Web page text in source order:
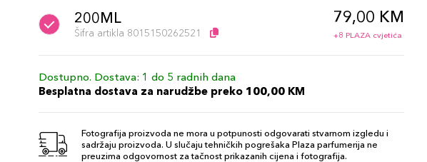
200ML
Šifra artikla 8015150262521
79,00 KM
+8 PLAZA cvjetića
Dostupno. Dostava: 1 do 5 radnih dana
Besplatna dostava za narudžbe preko 100,00 KM
Fotografija proizvoda ne mora u potpunosti odgovarati stvarnom izgledu i
sadržaju proizvoda. U slučaju tehničkih pogrešaka Plaza parfumerija ne
preuzima odgovornost za tačnost prikazanih cijena i fotografija.